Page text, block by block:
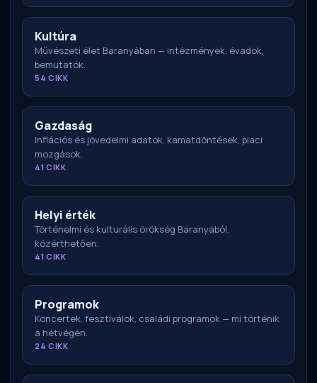
Kultúra
Művészeti élet Baranyában — intézmények, évadok,
bemutatók.
54 CIKK
Gazdaság
Inflációs és jövedelmi adatok, kamatdöntések, piaci
mozgások.
41 CIKK
Helyi érték
Történelmi és kulturális örökség Baranyából,
közérthetően.
41 CIKK
Programok
Koncertek, fesztiválok, családi programok — mi történik
a hétvégén.
24 CIKK